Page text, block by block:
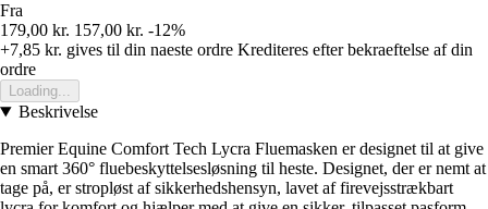
Fra
179,00 kr. 157,00 kr. -12%
+7,85 kr. gives til din naeste ordre Krediteres efter bekraeftelse af din
ordre
Loading...
Beskrivelse
Premier Equine Comfort Tech Lycra Fluemasken er designet til at give
en smart 360° fluebeskyttelsesløsning til heste. Designet, der er nemt at
tage på, er stropløst af sikkerhedshensyn, lavet af firevejsstrækbart